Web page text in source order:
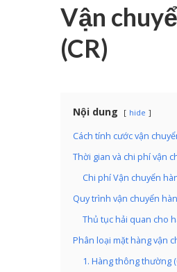
Vận
(CR)
Nội dung hide
Cách tính cước vận
Thời gian và chi phí vận
Chi phí Vận chuyển
Quy trình vận chuyển
Thủ tục hải quan cho
Phân loại mặt hàng vận
1. Hàng thông thường